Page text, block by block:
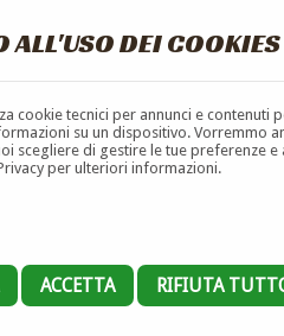
ALL'USO DEI COOKIES
cookie tecnici per annunci e
su un dispositivo. Vorremmo
scegliere di gestire le tue preferenze
per ulteriori informazioni.
ACCETTA RIFIUTA
UN'OPERA DIADOLPHE